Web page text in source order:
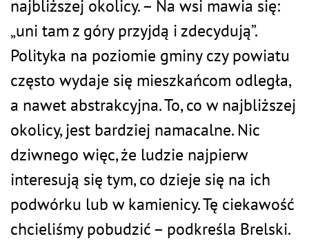
najbliższej okolicy. – Na wsi mawia się:
„uni tam z góry przyjdą i zdecydują”.
Polityka na poziomie gminy czy powiatu
często wydaje się mieszkańcom odległa,
a nawet abstrakcyjna. To, co w najbliższej
okolicy, jest bardziej namacalne. Nic
dziwnego więc, że ludzie najpierw
interesują się tym, co dzieje się na ich
podwórku lub w kamienicy. Tę ciekawość
chcieliśmy pobudzić – podkreśla Brelski.